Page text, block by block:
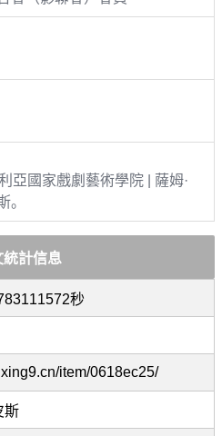
亞國家戲劇藝術學院 | 薩姆·
。
統計信息
秒
item/0618ec25/
斯